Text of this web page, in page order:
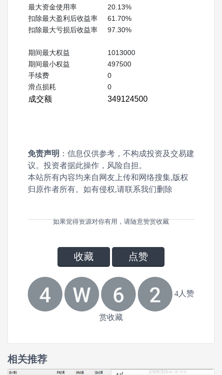
最大资金使用率
20.13%
扣除最大盈利后收益率
61.70%
扣除最大亏损后收益率
97.30%
期间最大权益
1013000
期间最小权益
497500
手续费
0
滑点损耗
0
成交额 349124500
免责声明 ：信息仅供参考，不构成投资及交易建
议。投资者据此操作，风险自担。
本站所有内容均来自网友上传和网络搜集,版权
归原作者所有。如有侵权,请联系我们删除
如果觉得资源对你有用，请随意赞赏收藏
收藏 点赞
4人赞
赏收藏
相关推荐